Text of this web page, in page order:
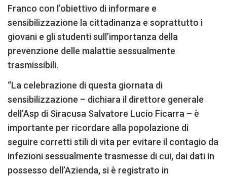
Franco con l’obiettivo di informare e
sensibilizzazione la cittadinanza e soprattutto i
giovani e gli studenti sull’importanza della
prevenzione delle malattie sessualmente
trasmissibili.
“La celebrazione di questa giornata di
sensibilizzazione – dichiara il direttore generale
dell’Asp di Siracusa Salvatore Lucio Ficarra – è
importante per ricordare alla popolazione di
seguire corretti stili di vita per evitare il contagio da
infezioni sessualmente trasmesse di cui, dai dati in
possesso dell’Azienda, si è registrato in